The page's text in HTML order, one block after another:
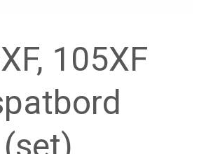
105XF